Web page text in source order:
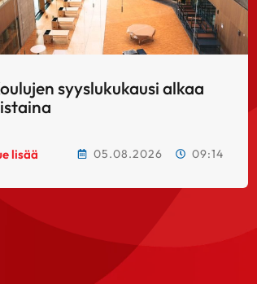
syyslukukausi alkaa
lisää 05.08.2026 09:14